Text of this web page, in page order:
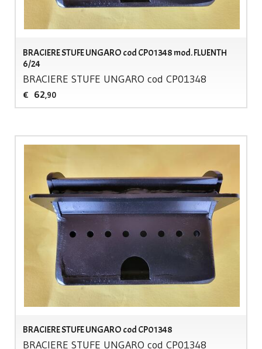
BRACIERE STUFE UNGARO cod CP01348 mod. FLUENTH
6/24
BRACIERE STUFE UNGARO cod CP01348
€ 62,90
BRACIERE STUFE UNGARO cod CP01348
BRACIERE STUFE UNGARO cod CP01348